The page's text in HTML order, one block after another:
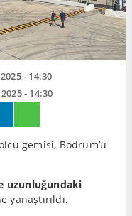
- 14:30
- 14:30
gemisi, Bodrum’u
uzunluğundaki
yanaştırıldı.